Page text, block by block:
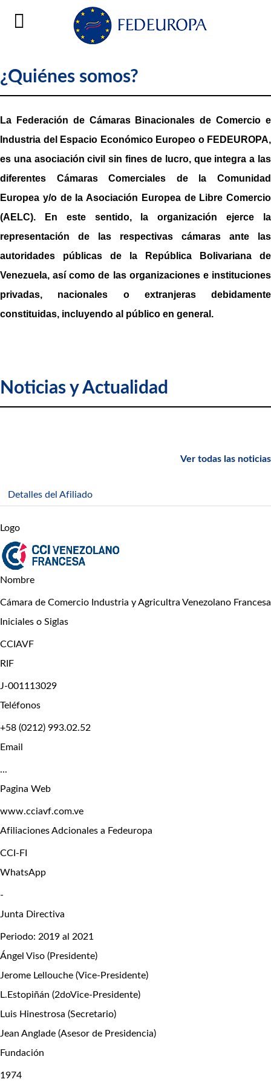
¿Quiénes somos?
La Federación de Cámaras Binacionales de Comercio e
Industria del Espacio Económico Europeo o FEDEUROPA,
es una asociación civil sin fines de lucro, que integra a las
diferentes Cámaras Comerciales de la Comunidad
Europea y/o de la Asociación Europea de Libre Comercio
(AELC). En este sentido, la organización ejerce la
representación de las respectivas cámaras ante las
autoridades públicas de la República Bolivariana de
Venezuela, así como de las organizaciones e instituciones
privadas, nacionales o extranjeras debidamente
constituidas, incluyendo al público en general.
Noticias y Actualidad
Ver todas las noticias
Detalles del Afiliado
Logo
Nombre
Cámara de Comercio Industria y Agricultra Venezolano Francesa
Iniciales o Siglas
CCIAVF
RIF
J-001113029
Teléfonos
+58 (0212) 993.02.52
Email
...
Pagina Web
www.cciavf.com.ve
Afiliaciones Adcionales a Fedeuropa
CCI-FI
WhatsApp
-
Junta Directiva
Periodo: 2019 al 2021
Ángel Viso (Presidente)
Jerome Lellouche (Vice-Presidente)
L.Estopiñán (2doVice-Presidente)
Luis Hinestrosa (Secretario)
Jean Anglade (Asesor de Presidencia)
Fundación
1974